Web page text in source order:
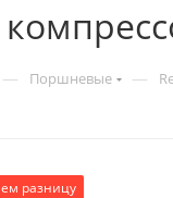
— Поршневые —
разницу